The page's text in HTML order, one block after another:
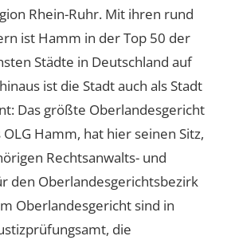
Rhein-Ruhr. Mit ihren rund
ist Hamm in der Top 50 der
Städte in Deutschland auf
ist die Stadt auch als Stadt
Das größte Oberlandesgericht
Hamm, hat hier seinen Sitz,
Rechtsanwalts- und
den Oberlandesgerichtsbezirk
Oberlandesgericht sind in
die